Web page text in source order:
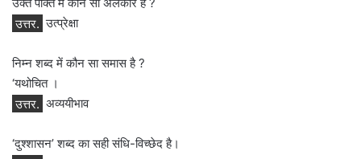
उक्त पंक्ति में कौन सा अलंकार है ?
उत्तर. उत्प्रेक्षा
निम्न शब्द में कौन सा समास है ?
‘यथोचित ।
उत्तर. अव्ययीभाव
‘दुश्शासन’ शब्द का सही संधि-विच्छेद है।